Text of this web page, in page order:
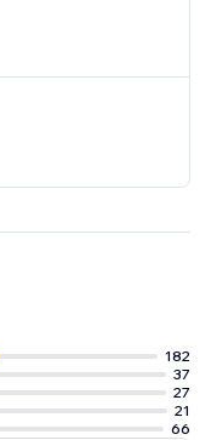
182
37
27
21
66